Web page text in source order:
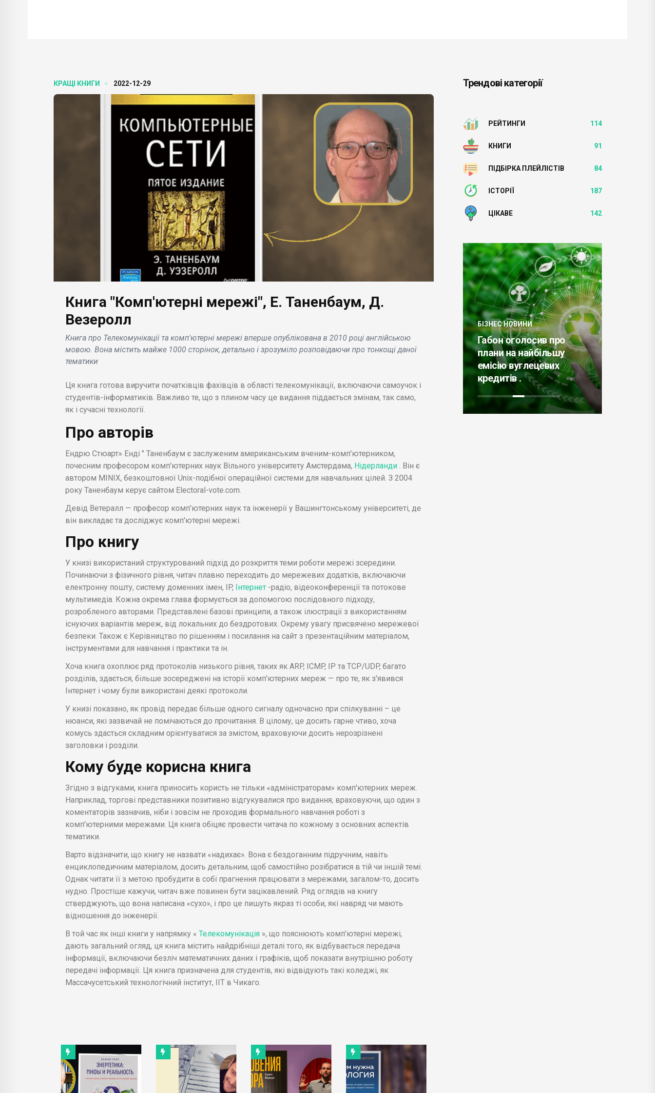
КРАЩІ КНИГИ 2022-12-29
Книга "Комп'ютерні мережі", Е. Таненбаум, Д.
Везеролл
Книга про Телекомунікації та комп'ютерні мережі вперше опублікована в 2010 році англійською
мовою. Вона містить майже 1000 сторінок, детально і зрозуміло розповідаючи про тонкощі даної
тематики
Ця книга готова виручити початківців фахівців в області телекомунікації, включаючи самоучок і
студентів-інформатиків. Важливо те, що з плином часу це видання піддається змінам, так само,
як і сучасні технології.
Про авторів
Ендрю Стюарт» Енді " Таненбаум є заслуженим американським вченим-комп'ютерником,
почесним професором комп'ютерних наук Вільного університету Амстердама, Нідерланди
. Він є
автором MINIX, безкоштовної Unix-подібної операційної системи для навчальних цілей. З 2004
року Таненбаум керує сайтом Electoral-vote.com.
Девід Ветералл — професор комп'ютерних наук та інженерії у Вашингтонському університеті, де
він викладає та досліджує комп'ютерні мережі.
Про книгу
У книзі використаний структурований підхід до розкриття теми роботи мережі зсередини.
Починаючи з фізичного рівня, читач плавно переходить до мережевих додатків, включаючи
електронну пошту, систему доменних імен, IP, Інтернет -радіо, відеоконференції та потокове
мультимедіа. Кожна окрема глава формується за допомогою послідовного підходу,
розробленого авторами. Представлені базові принципи, а також ілюстрації з використанням
існуючих варіантів мереж, від локальних до бездротових. Окрему увагу присвячено мережевої
безпеки. Також є Керівництво по рішенням і посилання на сайт з презентаційним матеріалом,
інструментами для навчання і практики та ін.
Хоча книга охоплює ряд протоколів низького рівня, таких як ARP, ICMP, IP та TCP/UDP, багато
розділів, здається, більше зосереджені на історії комп'ютерних мереж — про те, як з'явився
Інтернет і чому були використані деякі протоколи.
У книзі показано, як провід передає більше одного сигналу одночасно при спілкуванні – це
нюанси, які зазвичай не помічаються до прочитання. В цілому, це досить гарне чтиво, хоча
комусь здасться складним орієнтуватися за змістом, враховуючи досить нерозрізнені
заголовки і розділи.
Кому буде корисна книга
Згідно з відгуками, книга приносить користь не тільки «адміністраторам» комп'ютерних мереж.
Наприклад, торгові представники позитивно відгукувалися про видання, враховуючи, що один з
коментаторів зазначив, ніби і зовсім не проходив формального навчання роботі з
комп'ютерними мережами. Ця книга обіцяє провести читача по кожному з основних аспектів
тематики.
Варто відзначити, що книгу не назвати «надихає». Вона є бездоганним підручним, навіть
енциклопедичним матеріалом, досить детальним, щоб самостійно розібратися в тій чи іншій темі.
Однак читати її з метою пробудити в собі прагнення працювати з мережами, загалом-то, досить
нудно. Простіше кажучи, читач вже повинен бути зацікавлений. Ряд оглядів на книгу
стверджують, що вона написана «сухо», і про це пишуть якраз ті особи, які навряд чи мають
відношення до інженерії.
В той час як інші книги у напрямку « Телекомунікація », що пояснюють комп'ютерні мережі,
дають загальний огляд, ця книга містить найдрібніші деталі того, як відбувається передача
інформації, включаючи безліч математичних даних і графіків, щоб показати внутрішню роботу
передачі інформації. Ця книга призначена для студентів, які відвідують такі коледжі, як
Массачусетський технологічний інститут, IIT в Чикаго.
Трендові категорії
РЕЙТИНГИ 114
КНИГИ 91
ПІДБІРКА ПЛЕЙЛІСТІВ 84
ІСТОРІЇ 187
ЦІКАВЕ 142
БІЗНЕС НОВИНИ
Синій діамант Bulgari
Laguna Blu встановив
рекорд на аукціоні
Hyundai анонсує запуск
тестів нової функції на
БІЗНЕС НОВИНИ
експорт палива в серпні,
але обсяги поставок
БІЗНЕС НОВИНИ
Габон оголосив про
плани на найбільшу
емісію вуглецевих
кредитів .